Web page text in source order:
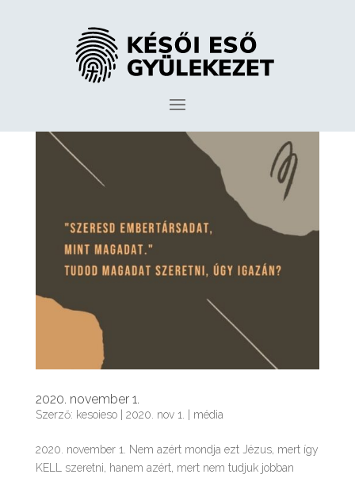
2020. november 1.
Szerző: kesoieso| 2020. nov 1. média
2020. november 1. Nem azért mondja ezt Jézus, mert így
KELL szeretni, hanem azért, mert nem tudjuk jobban